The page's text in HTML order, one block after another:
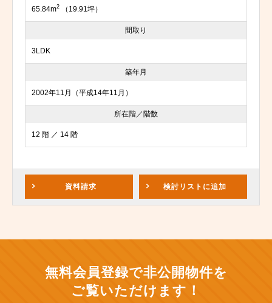
65.84m2 （19.91坪）
間取り
3LDK
築年月
2002年11月（平成14年11月）
所在階／階数
12 階 ／ 14 階
資料請求 検討リスト に追加
無料会員登録で非公開物件を
ご覧いただけます！